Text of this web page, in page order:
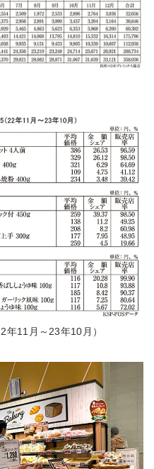
年11月～23年10月）